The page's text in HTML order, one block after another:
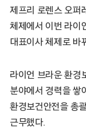
제프리 로렌스 오퍼
체제에서 이번 라이
대표이사 체제로 바
라이언 브라운 환경
분야에서 경력을 쌓
환경보건안전을 총
근무했다.